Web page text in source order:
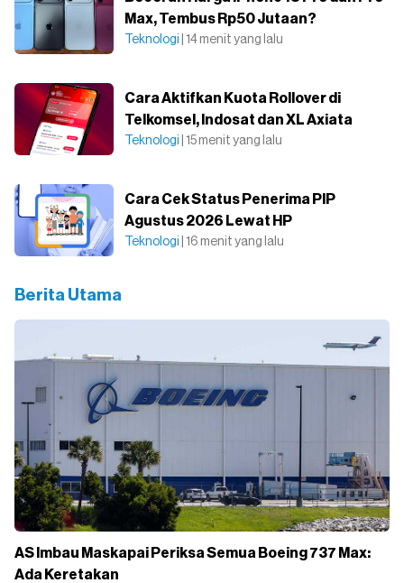
Max, Tembus Rp50 Jutaan?
Teknologi | 14 menit yang lalu
Cara Aktifkan Kuota Rollover di
Telkomsel, Indosat dan XL Axiata
Teknologi | 15 menit yang lalu
Cara Cek Status Penerima PIP
Agustus 2026 Lewat HP
Teknologi | 16 menit yang lalu
Berita Utama
AS Imbau Maskapai Periksa Semua Boeing 737 Max:
Ada Keretakan